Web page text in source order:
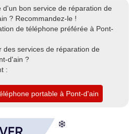
d'un bon service de réparation de
? Recommandez-le !
de téléphone préférée à Pont-
des services de réparation de
d'ain ?
:
portable à Pont-d'ain